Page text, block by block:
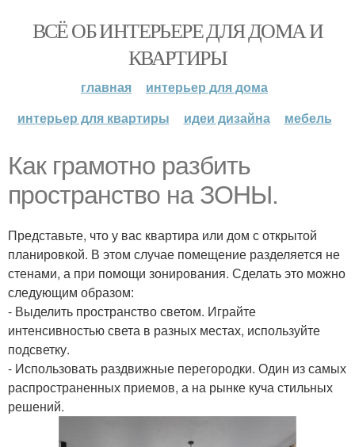
ВСЁ ОБ ИНТЕРЬЕРЕ ДЛЯ ДОМА И
КВАРТИРЫ
главная
интерьер для дома
интерьер для квартиры
идеи дизайна мебель
Как грамотно разбить
пространство на ЗОНЫ.
Представьте, что у вас квартира или дом с открытой
планировкой. В этом случае помещение разделяется не
стенами, а при помощи зонирования. Сделать это можно
следующим образом:
- Выделить пространство светом. Играйте
интенсивностью света в разных местах, используйте
подсветку.
- Использовать раздвижные перегородки. Один из самых
распространенных приемов, а на рынке куча стильных
решений.